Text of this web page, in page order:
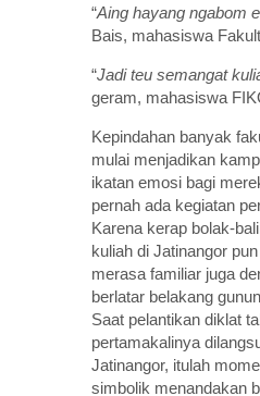
“Aing hayang ngabom
Bais, mahasiswa
“Jadi teu semangat
geram, mahasiswa
Kepindahan banyak
mulai menjadikan
ikatan emosi bagi
pernah ada kegiatan
Karena kerap bolak-
kuliah di Jatinangor
merasa familiar juga
berlatar belakang
Saat pelantikan diklat
pertamakalinya
Jatinangor, itulah
simbolik menandakan